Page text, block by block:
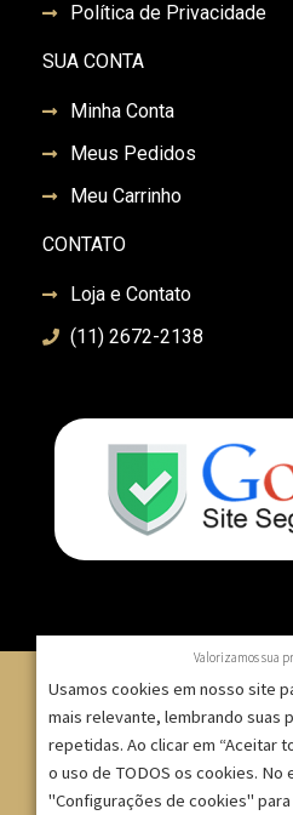
Política de Privacidade
SUA CONTA
Minha Conta
Meus Pedidos
Meu Carrinho
CONTATO
Loja e Contato
(11) 2672-2138
© 2007 – 2025 –
Japi, 1332 – Tatuapé –
Valorizamos sua
Usamos cookies em nosso site
mais relevante, lembrando suas
repetidas. Ao clicar em “Aceitar
o uso de TODOS os cookies.
"Configurações de cookies"